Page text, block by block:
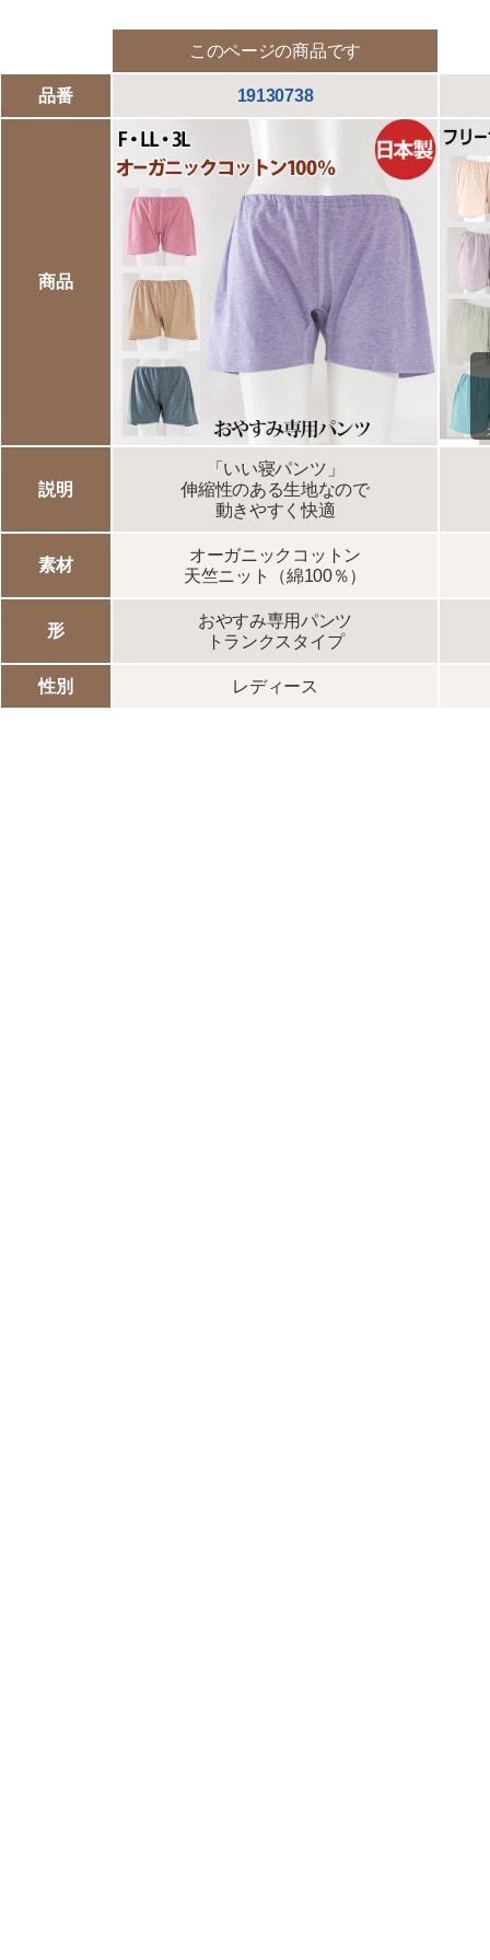
このページの商品です
品番 19130738
商品
説明
「いい寝パンツ」
伸縮性のある生地なので
動きやすく快適
素材
オーガニックコットン
天竺ニット（綿100％）
形
おやすみ専用パンツ
トランクスタイプ
性別 レディース